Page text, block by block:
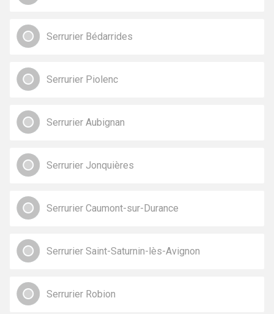
Serrurier Bédarrides
Serrurier Piolenc
Serrurier Aubignan
Serrurier Jonquières
Serrurier Caumont-sur-Durance
Serrurier Saint-Saturnin-lès-Avignon
Serrurier Robion